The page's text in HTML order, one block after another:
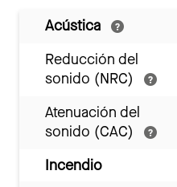
Acústica
Reducción del
sonido (NRC)
Atenuación del
sonido (CAC)
Incendio